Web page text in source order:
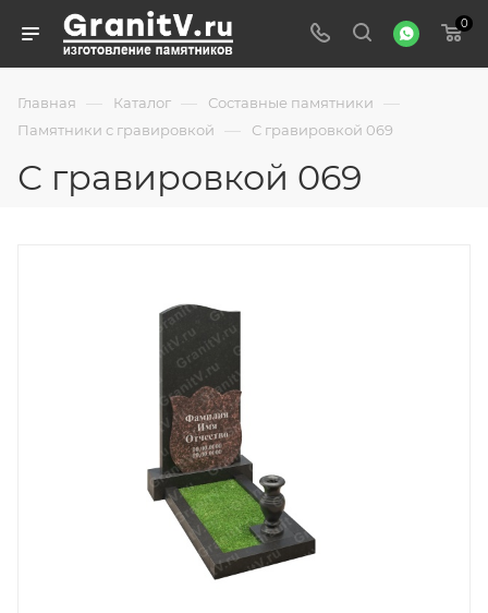
0
Главная — Каталог — Составные памятники —
Памятники с гравировкой — С гравировкой 069
С гравировкой 069